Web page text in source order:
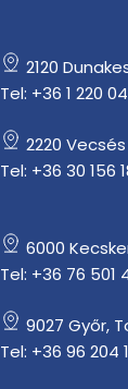
2120
Tel: +36 1 220
2220
Tel: +36 30 156
6000
Tel: +36 76 501
9027 Győr,
Tel: +36 96 204